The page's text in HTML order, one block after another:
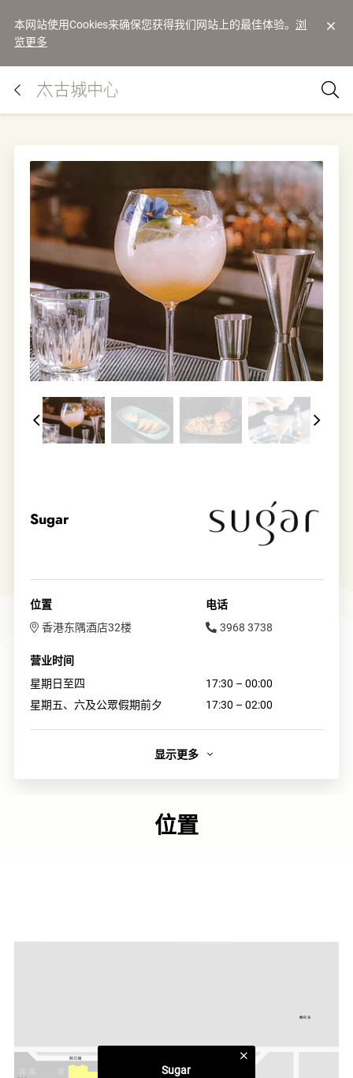
本网站使用Cookies来确保您获得我们网站上的最佳体验。 浏
览更多
Sugar
位置
香港东隅酒店32楼
电话
3968 3738
营业时间
星期日至四
17:30 – 00:00
星期五、六及公眾假期前夕
17:30 – 02:00
簾，并呈献星级鸡尾酒和酒吧小食，更有DJ打碟助兴。
西式美馔
显示更多
位置
Sugar